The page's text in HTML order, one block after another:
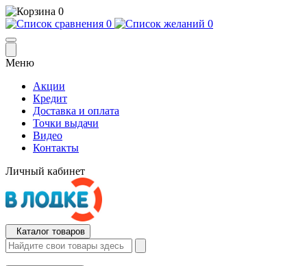
0
0
0
Меню
Акции
Кредит
Доставка и оплата
Точки выдачи
Видео
Контакты
Личный кабинет
Каталог товаров